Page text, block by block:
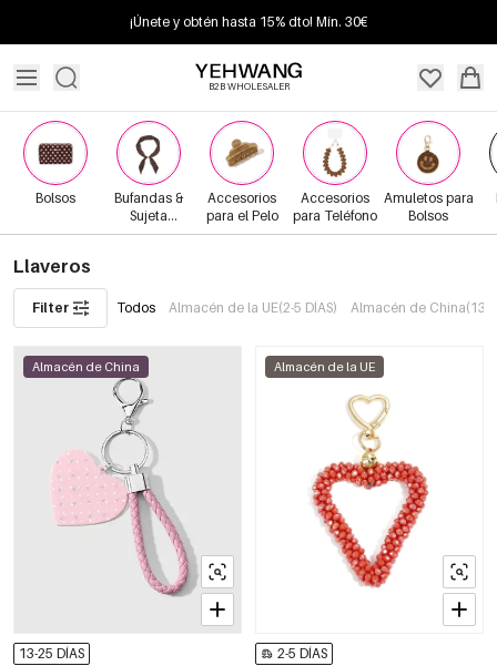
¡Únete y obtén hasta 15% dto! Mín. 30€
B2B WHOLESALER
Bolsos
Bufandas &
Sujeta
Bufandas
Accesorios
para el Pelo
Accesorios
para Teléfono
Amuletos para
Bolsos
Llaveros
Filter Todos Almacén de la UE(2-5 DÍAS) Almacén de China(13+
Almacén de China
13-25 DÍAS
Almacén de la UE
2-5 DÍAS